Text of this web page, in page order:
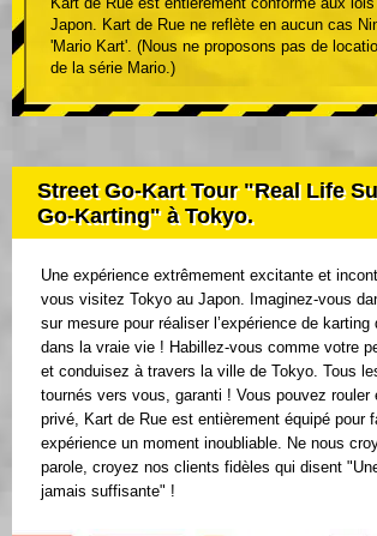
Japon. Kart de Rue ne reflète en aucun cas
'Mario Kart'. (Nous ne proposons pas de
de la série Mario.)
Street Go-Kart Tour "Real Life
Go-Karting" à Tokyo.
Une expérience extrêmement excitante et
vous visitez Tokyo au Japon. Imaginez-vous
sur mesure pour réaliser l’expérience de karting
dans la vraie vie ! Habillez-vous comme votre
et conduisez à travers la ville de Tokyo. Tous
tournés vers vous, garanti ! Vous pouvez rouler
privé, Kart de Rue est entièrement équipé pour
expérience un moment inoubliable. Ne nous
parole, croyez nos clients fidèles qui disent
jamais suffisante" !